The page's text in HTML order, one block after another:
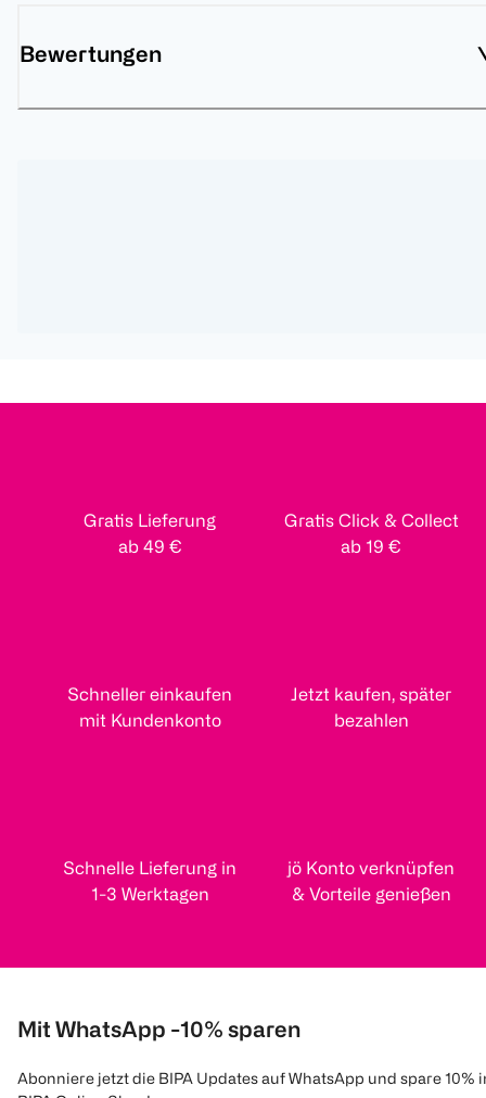
Bewertungen
Gratis Lieferung
ab 49 €
Gratis Click & Collect
ab 19 €
Schneller einkaufen
mit Kundenkonto
Jetzt kaufen, später
bezahlen
Schnelle Lieferung in
1-3 Werktagen
jö Konto verknüpfen
& Vorteile genießen
Mit WhatsApp -10% sparen
Abonniere jetzt die BIPA Updates auf WhatsApp und spare 10%